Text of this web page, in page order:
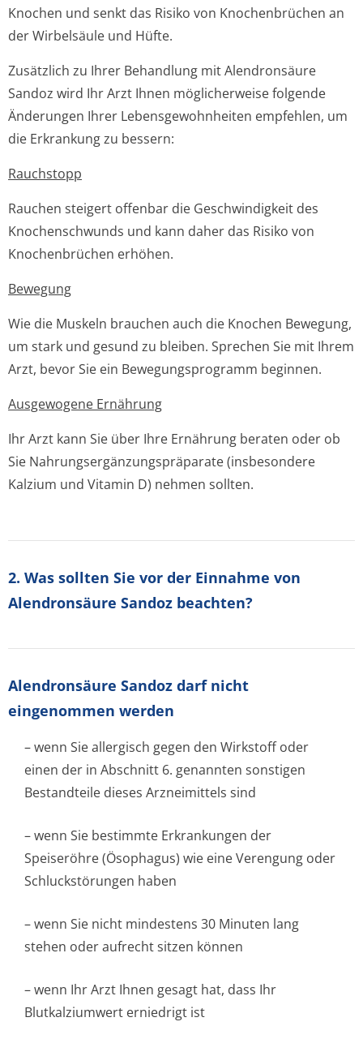
Knochen und senkt das Risiko von Knochenbrüchen an
der Wirbelsäule und Hüfte.
Zusätzlich zu Ihrer Behandlung mit Alendronsäure
Sandoz wird Ihr Arzt Ihnen möglicherweise folgende
Änderungen Ihrer Lebensgewohnheiten empfehlen, um
die Erkrankung zu bessern:
Rauchstopp
Rauchen steigert offenbar die Geschwindigkeit des
Knochenschwunds und kann daher das Risiko von
Knochenbrüchen erhöhen.
Bewegung
Wie die Muskeln brauchen auch die Knochen Bewegung,
um stark und gesund zu bleiben. Sprechen Sie mit Ihrem
Arzt, bevor Sie ein Bewegungsprogramm beginnen.
Ausgewogene Ernährung
Ihr Arzt kann Sie über Ihre Ernährung beraten oder ob
Sie Nahrungsergänzun­gspräparate (insbesondere
Kalzium und Vitamin D) nehmen sollten.
2. Was sollten Sie vor der Einnahme von
Alendronsäure Sandoz beachten?
Alendronsäure Sandoz darf nicht
eingenommen werden
– wenn Sie allergisch gegen den Wirkstoff oder
einen der in Abschnitt 6. genannten sonstigen
Bestandteile dieses Arzneimittels sind
– wenn Sie bestimmte Erkrankungen der
Speiseröhre (Ösophagus) wie eine Verengung oder
Schluckstörun­gen haben
– wenn Sie nicht mindestens 30 Minuten lang
stehen oder aufrecht sitzen können
– wenn Ihr Arzt Ihnen gesagt hat, dass Ihr
Blutkalziumwert erniedrigt ist